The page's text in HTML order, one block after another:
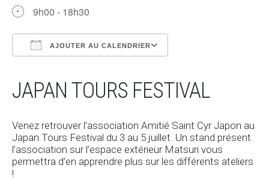
9h00 - 18h30
AJOUTER AU CALENDRIER
Télécharger ICS
JAPAN TOURS FESTIVAL
Venez retrouver l’association Amitié Saint Cyr Japon au
Japan Tours Festival du 3 au 5 juillet. Un stand présent
l’association sur l’espace extérieur Matsuri vous
permettra d’en apprendre plus sur les différents ateliers
!